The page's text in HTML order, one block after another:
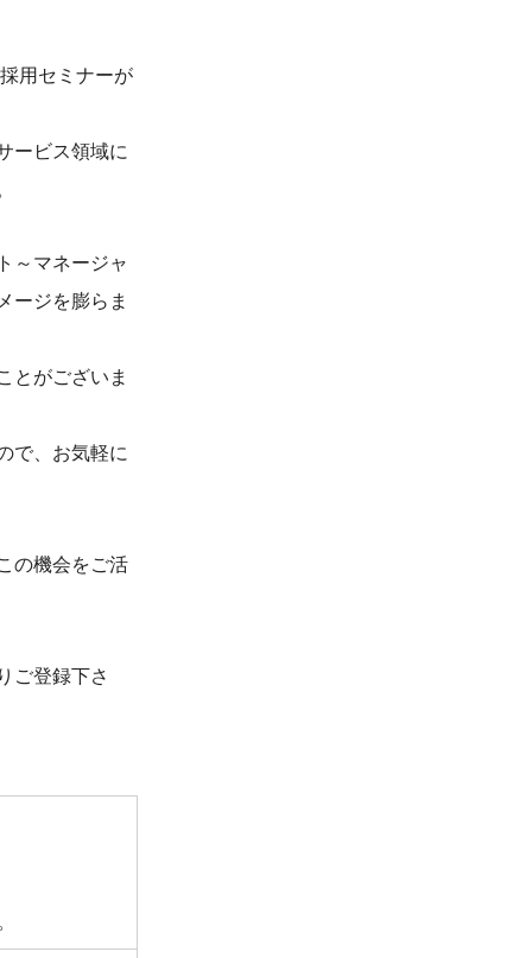
用セミナーが
ービス領域に
～マネージャ
ージを膨らま
とがございま
で、お気軽に
の機会をご活
ご登録下さ